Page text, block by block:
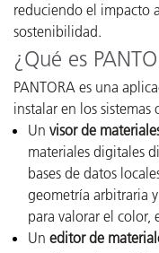
reduciendo el impacto
sostenibilidad.
¿Qué es
PANTORA es una
instalar en los
Un visor de
materiales digitales
bases de datos
geometría arbitraria
para valorar el
Un editor de